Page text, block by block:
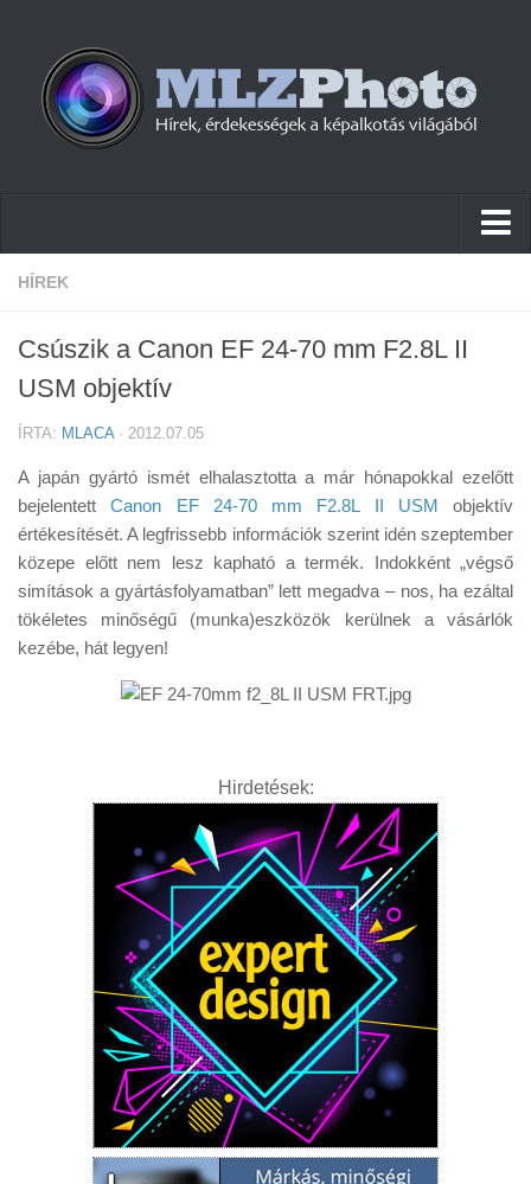
Hírek
Cikkek
Tudástár
Tanácsok
Érdekességek
Helyszíni Riport
HÍREK
Csúszik a Canon EF 24-70 mm F2.8L II
USM objektív
ÍRTA: MLACA· 2012.07.05
A japán gyártó ismét elhalasztotta a már hónapokkal ezelőtt
bejelentettCanon EF 24-70 mm F2.8L II USM objektív
értékesítését. A legfrissebb információk szerint idén szeptember
közepe előtt nem lesz kapható a termék. Indokként „végső
simítások a gyártásfolyamatban” lett megadva – nos, ha ezáltal
tökéletes minőségű (munka)eszközök kerülnek a vásárlók
kezébe, hát legyen!
Hirdetések: